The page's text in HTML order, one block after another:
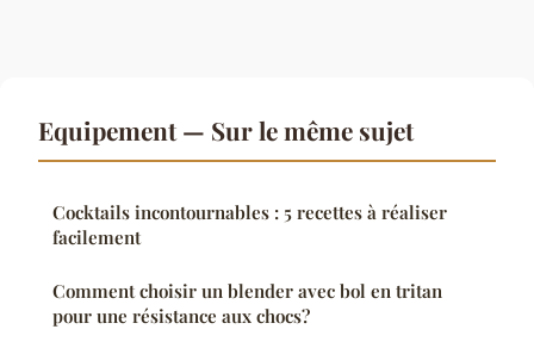
Equipement — Sur le même sujet
Cocktails incontournables : 5 recettes à réaliser
facilement
Comment choisir un blender avec bol en tritan
pour une résistance aux chocs?